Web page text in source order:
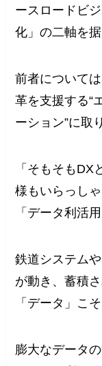
ースロードビ
化」の二軸を据
前者について
革を支援する“
ーション”に取
「そもそも
様もいらっし
「データ利活
鉄道システム
が動き、蓄積
「データ」こ
膨大なデータ